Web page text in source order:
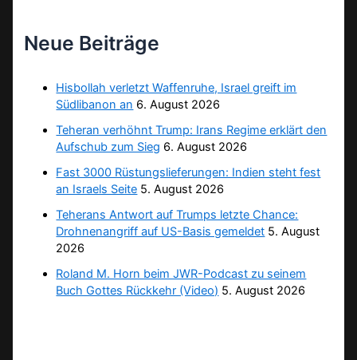
Neue Beiträge
Hisbollah verletzt Waffenruhe, Israel greift im
Südlibanon an 6. August 2026
Teheran verhöhnt Trump: Irans Regime erklärt den
Aufschub zum Sieg 6. August 2026
Fast 3000 Rüstungslieferungen: Indien steht fest
an Israels Seite 5. August 2026
Teherans Antwort auf Trumps letzte Chance:
Drohnenangriff auf US-Basis gemeldet 5. August
2026
Roland M. Horn beim JWR-Podcast zu seinem
Buch Gottes Rückkehr (Video) 5. August 2026